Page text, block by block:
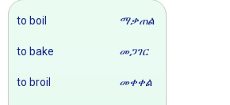
to boil ማቃጠል
to bake መጋገር
to broil መቀቀል